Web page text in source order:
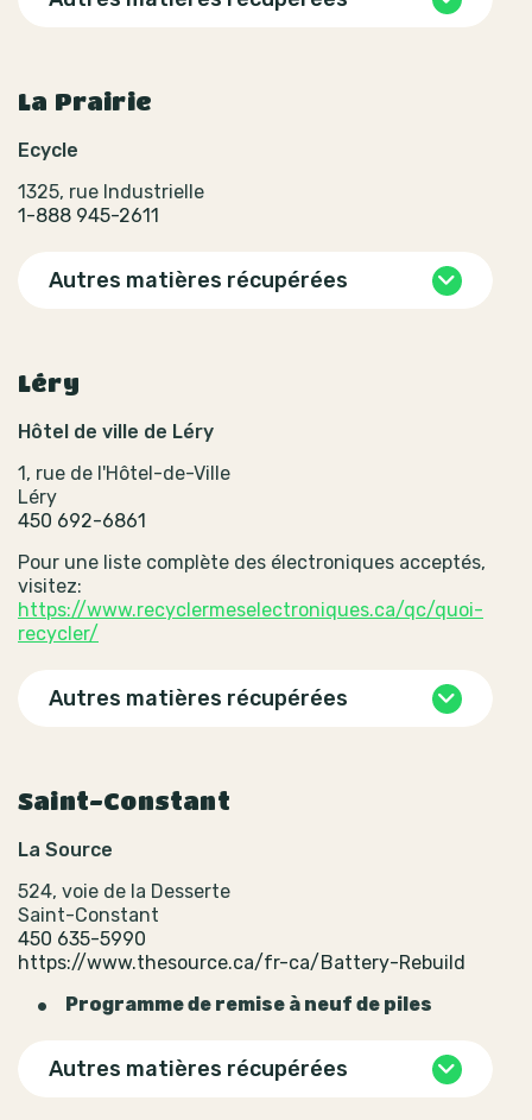
La Prairie
Ecycle
1325, rue Industrielle
1-888 945-2611
Autres matières récupérées
Léry
Hôtel de ville de Léry
1, rue de l'Hôtel-de-Ville
Léry
450 692-6861
Pour une liste complète des électroniques acceptés,
visitez:
https://www.recyclermeselectroniques.ca/qc/quoi-
recycler/
Autres matières récupérées
Saint-Constant
La Source
524, voie de la Desserte
Saint-Constant
450 635-5990
https://www.thesource.ca/fr-ca/Battery-Rebuild
Programme de remise à neuf de piles
Autres matières récupérées